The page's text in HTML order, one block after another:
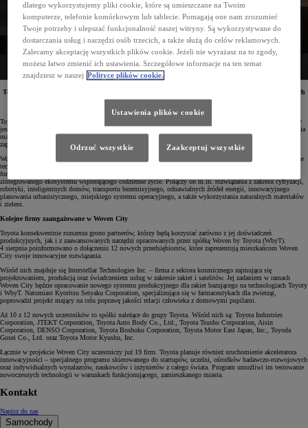
Toyota poinformowała o wyborze 12 nowych firm, które wezmą udział w realizacji i testowaniu swoich
nowatorskich projektów w ramach inicjatywy Woven City. Start inteligentnego miasta przyszłości
Toyota Woven City to nowatorskie, inteligentne miasto powstające u podnóża góry Fuji. Projekt realizowany
jest na obszarze dawnego Higashi-Fuji Technical Center w prefekturze Shizuoka, a jego docelowa powierzchnia
ma wynieść około 71 hektarów. Pierwszy etap budowy został już ukończony, a oficjalne otwarcie miasta
zaplanowano na 25 września. Początkowo zamieszka w nim około 360 mieszkańców.
Woven City stanowi wizję mobilności jutra. Celem przedsięwzięcia jest pokazanie, w jaki sposób nowoczesne
technologie mogą posłużyć do tworzenia przyjaznej dla człowieka przestrzeni miejskiej. Miasto będzie
funkcjonować jako pełnoskalowy prototyp, w którym w praktyce przetestowane zostanie działanie
zintegrowanego ekosystemu wspierającego codzienne życie. Połączy on m.in. rozwiązania z zakresu cyfryzacji,
robotyki, inteligentnych domów, transportu bezemisyjnego, odnawialnych źródeł energii, innowacyjnego
planowania urbanistycznego, miejskiego systemu operacyjnego, a także wykorzystania naturalnych materiałów
i zieleni.
Kolejne firmy zaangażowane w Woven City
Toyota konsekwentnie rozszerza grono partnerów, którzy będą korzystać zarówno z jej doświadczeń
produkcyjnych, jak i z zaawansowanych narzędzi opracowanych przez spółkę Woven by Toyota (WbyT).
4 sierpnia poinformowano o dołączeniu 12 nowych przedsiębiorstw, które zaprezentują mieszkańcom Woven
City swoje innowacyjne rozwiązania.
Wśród nich znajduje się Interstellar Technologies Inc. – firma z sektora kosmicznego zajmująca się
projektowaniem, produkcją oraz świadczeniem usług w zakresie rakiet i satelitów. Jej zadaniem w ramach
Woven City będzie opracowanie nowego systemu produkcyjnego dla rakiet bazującego na technologiach Toyoty
i WbyT. Natomiast Kyoritsu Seiyaku Corporation, specjalizująca się w farmaceutykach dla zwierząt,
poprowadzi projekt mający na celu poprawę jakości relacji człowieka z domowymi pupilami.
Aż 10 z 12 nowych uczestników to spółki należące do grupy Toyota. Wśród nich są: Toyota Industries
Corporation, JTEKT Corporation, Toyota Auto Body Co., Ltd., Toyota Tsusho Corporation, Aisin
Corporation, DENSO Corporation, Toyota Boshoku Corporation, Toyota Motor East Japan, Inc., Toyoda
Gosei Co., Ltd. oraz Toyota Motor Kyushu, Inc.
Łącznie w projekcie Woven City uczestniczy już 19 firm. Toyota planuje również uruchomienie akceleratora
innowacyjności – specjalnego programu skierowanego do startupów, uczelni, ośrodków badawczo-rozwojowych
oraz indywidualnych wynalazców, naukowców i inżynierów z całego świata. Program umożliwi im testowanie
nowoczesnych technologii w warunkach funkcjonującego, zamieszkanego miasta.
Kontakt
Napisz do nas
Samochody
dlatego wykorzystujemy pliki cookie, które są umieszczane na Twoim
komputerze, telefonie komórkowym lub tablecie. Pomagają one nam zrozumieć
Twoje potrzeby i ulepszać funkcjonalność naszej witryny. Są wykorzystywane do
dostarczania usług i narzędzi osób trzecich, a także służą do celów reklamowych.
Zalecamy akceptację wszystkich plików cookie. Jeżeli nie wyrażasz na to zgody,
możesz łatwo zmienić ich ustawienia. Szczegółowe informacje na ten temat
znajdziesz w naszej Polityce plików cookie.
Ustawienia plików cookie
Odrzuć wszystkie Zaakceptuj wszystkie